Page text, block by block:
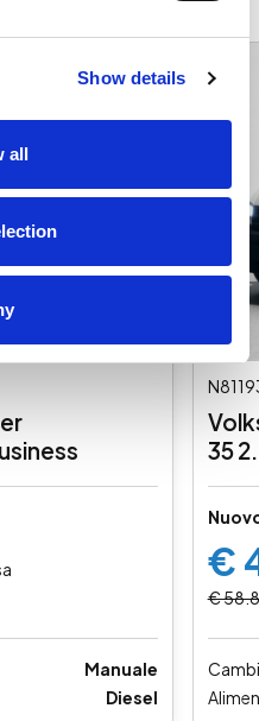
Show details
all
Manuale
Diesel
35
€
€